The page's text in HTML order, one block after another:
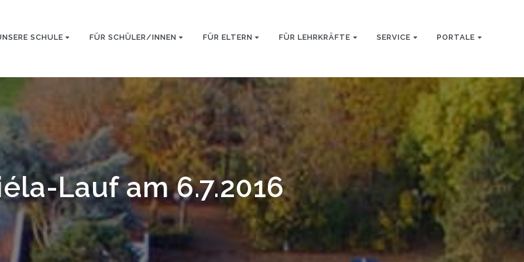
SCHULE FÜR SCHÜLER/INNEN FÜR ELTERN FÜR LEHRKRÄFTE SERVICE PORTALE
Lauf am 6.7.2016